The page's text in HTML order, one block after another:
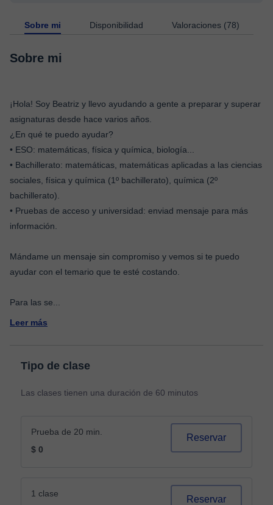
Sobre mi Disponibilidad Valoraciones (78)
Sobre mi
¡Hola! Soy Beatriz y llevo ayudando a gente a preparar y superar
asignaturas desde hace varios años.
¿En qué te puedo ayudar?
• ESO: matemáticas, física y química, biología...
• Bachillerato: matemáticas, matemáticas aplicadas a las ciencias
sociales, física y química (1º bachillerato), química (2º
bachillerato).
• Pruebas de acceso y universidad: enviad mensaje para más
información.
Mándame un mensaje sin compromiso y vemos si te puedo
ayudar con el temario que te esté costando.
Para las se
Leer más
Tipo de clase
Las clases tienen una duración de 60 minutos
Prueba de 20 min.
$ 0
Reservar
1 clase
Reservar